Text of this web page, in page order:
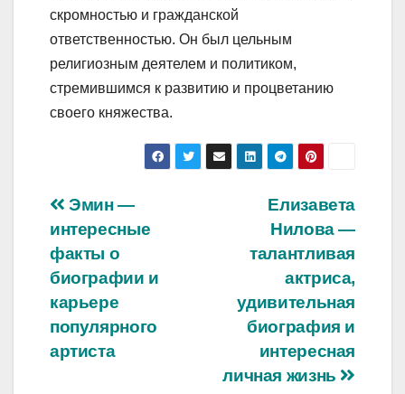
скромностью и гражданской
ответственностью. Он был цельным
религиозным деятелем и политиком,
стремившимся к развитию и процветанию
своего княжества.
Навигация
по
записям
Елизавета
Нилова —
талантливая
актриса,
удивительная
биография и
интересная
личная жизнь
Эмин —
интересные
факты о
биографии и
карьере
популярного
артиста